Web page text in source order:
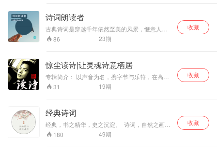
的主播木南君，以文字和音频，与各位分享人类
文明的智慧阳光，汲取哲人大师的精神雨露。读
一本好书，交一批益友，来吧，欢迎您！
诗词朗读者
古典诗词是穿越千年依然至美的风景，惬意人
生，哪能无诗词相伴？在这个时代，在为繁华的
忙碌中，人们已经失去了太多的美好和清纯。幸
86 23期
收藏
惊尘读诗|让灵魂诗意栖居
专辑简介： 以声音为名，携字节与乐符，在高低
节奏里，触摸生命的意义，寻找灵魂的通道。 作
者简介： 中文人，创业者，80后，外表冷漠，内
31 19期
收藏
经典诗词
经典，书之精华，史之沉淀。 诗词，自然之画，
生活之曲。 经典诗词，邀您品读。
180 49期
收藏